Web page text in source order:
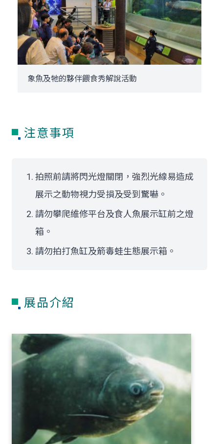
象魚及牠的夥伴餵食秀解說活動
注意事項
拍照前請將閃光燈關閉，強烈光線易造成
展示之動物視力受損及受到驚嚇。
請勿攀爬維修平台及食人魚展示缸前之燈
箱。
請勿拍打魚缸及箭毒蛙生態展示箱。
展品介紹